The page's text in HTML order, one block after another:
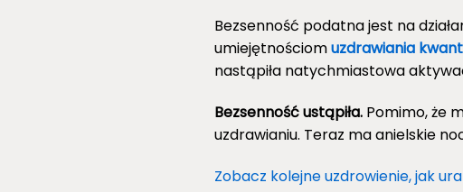
Bezsenność podatna jest na
umiejętnościomuzdrawiania
nastąpiła natychmiastowa
Bezsenność ustąpiła. Pomimo, że
uzdrawianiu. Teraz ma anielskie
Zobacz kolejne uzdrowienie, jak